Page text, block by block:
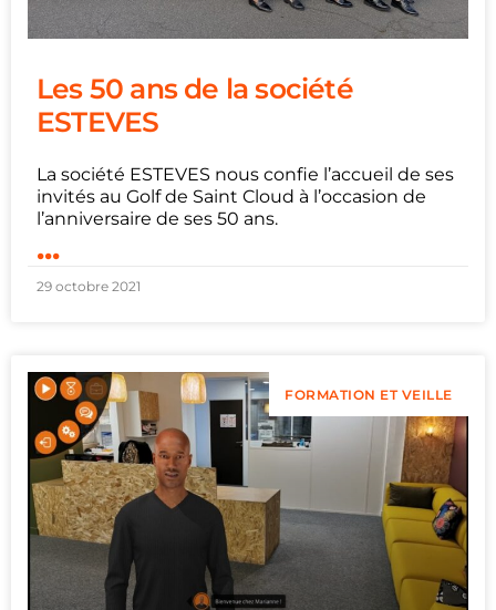
Les 50 ans de la société
ESTEVES
La société ESTEVES nous confie l’accueil de ses
invités au Golf de Saint Cloud à l’occasion de
l’anniversaire de ses 50 ans.
...
29 octobre 2021
FORMATION ET VEILLE